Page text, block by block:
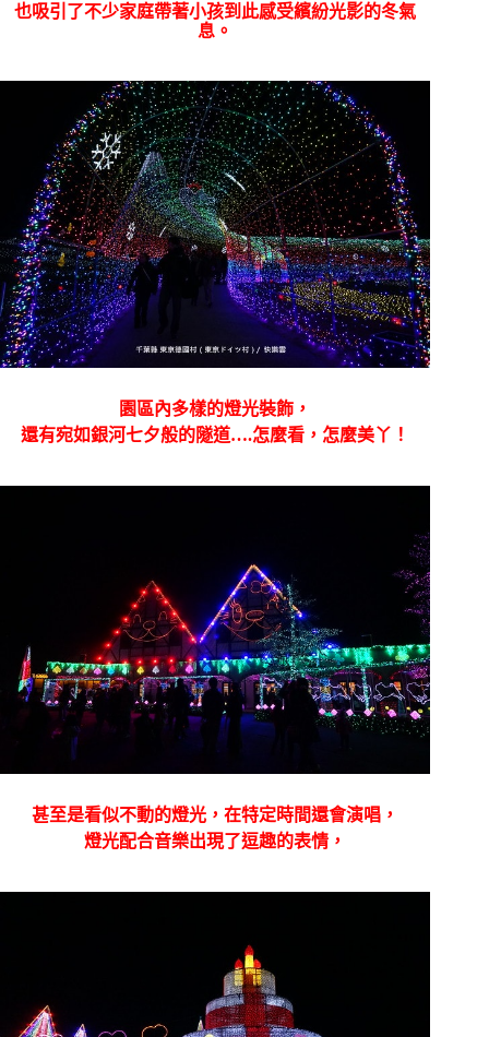
也吸引了不少家庭帶著小孩到此感受繽紛光影的冬氣
息。
園區內多樣的燈光裝飾，
還有宛如銀河七夕般的隧道….怎麼看，怎麼美丫！
甚至是看似不動的燈光，在特定時間還會演唱，
燈光配合音樂出現了逗趣的表情，